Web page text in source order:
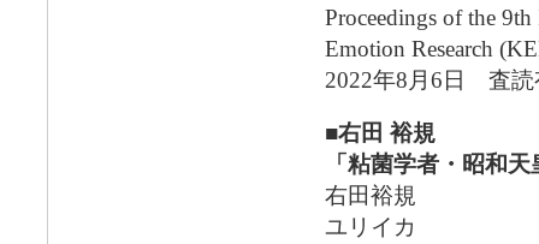
Proceedings of the
Emotion Research
2022年8月6日 査読
■右田 裕規
「粘菌学者・昭和
右田裕規
ユリイカ